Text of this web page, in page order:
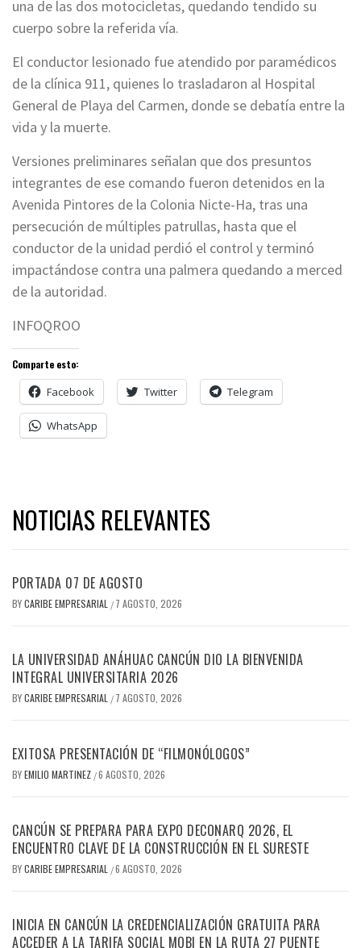
una de las dos motocicletas, quedando tendido su
cuerpo sobre la referida vía.
El conductor lesionado fue atendido por paramédicos
de la clínica 911, quienes lo trasladaron al Hospital
General de Playa del Carmen, donde se debatía entre la
vida y la muerte.
Versiones preliminares señalan que dos presuntos
integrantes de ese comando fueron detenidos en la
Avenida Pintores de la Colonia Nicte-Ha, tras una
persecución de múltiples patrullas, hasta que el
conductor de la unidad perdió el control y terminó
impactándose contra una palmera quedando a merced
de la autoridad.
INFOQROO
Comparte esto:
Facebook Twitter Telegram
WhatsApp
NOTICIAS RELEVANTES
PORTADA 07 DE AGOSTO
BYCARIBE EMPRESARIAL / 7 AGOSTO, 2026
LA UNIVERSIDAD ANÁHUAC CANCÚN DIO LA BIENVENIDA
INTEGRAL UNIVERSITARIA 2026
BYCARIBE EMPRESARIAL / 7 AGOSTO, 2026
EXITOSA PRESENTACIÓN DE “FILMONÓLOGOS”
BYEMILIO MARTINEZ /6 AGOSTO, 2026
CANCÚN SE PREPARA PARA EXPO DECONARQ 2026, EL
ENCUENTRO CLAVE DE LA CONSTRUCCIÓN EN EL SURESTE
BYCARIBE EMPRESARIAL /6 AGOSTO, 2026
INICIA EN CANCÚN LA CREDENCIALIZACIÓN GRATUITA PARA
ACCEDER A LA TARIFA SOCIAL MOBI EN LA RUTA 27 PUENTE